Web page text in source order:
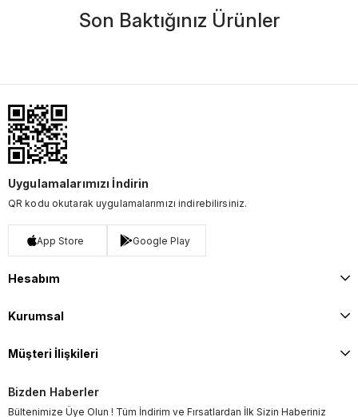
Son Baktığınız Ürünler
Uygulamalarımızı İndirin
QR kodu okutarak uygulamalarımızı indirebilirsiniz.
App Store Google Play
Hesabım
Kurumsal
Müşteri İlişkileri
Bizden Haberler
Bültenimize Üye Olun ! Tüm İndirim ve Fırsatlardan İlk Sizin Haberiniz